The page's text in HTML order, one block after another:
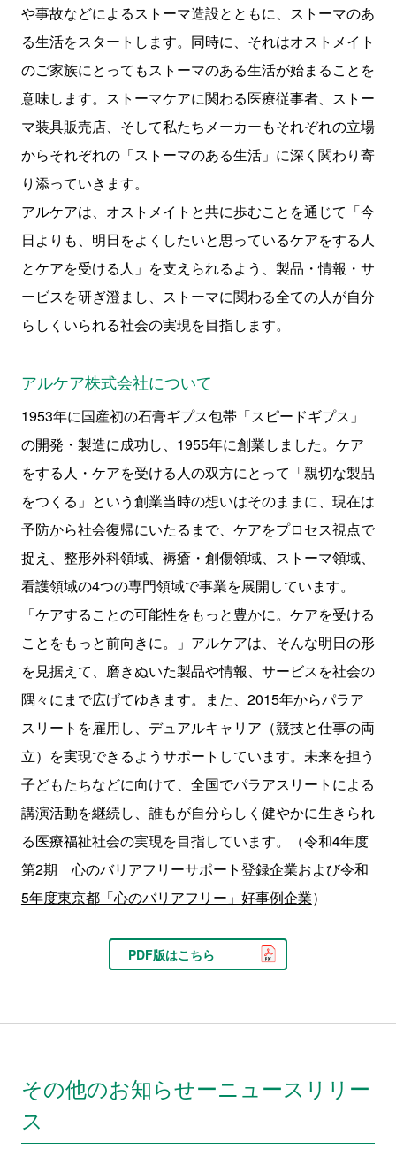
や事故などによるストーマ造設とともに、ストーマのあ
る生活をスタートします。同時に、それはオストメイト
のご家族にとってもストーマのある生活が始まることを
意味します。ストーマケアに関わる医療従事者、ストー
マ装具販売店、そして私たちメーカーもそれぞれの立場
からそれぞれの「ストーマのある生活」に深く関わり寄
り添っていきます。
アルケアは、オストメイトと共に歩むことを通じて「今
日よりも、明日をよくしたいと思っているケアをする人
とケアを受ける人」を支えられるよう、製品・情報・サ
ービスを研ぎ澄まし、ストーマに関わる全ての人が自分
らしくいられる社会の実現を目指します。
アルケア株式会社について
1953年に国産初の石膏ギプス包帯「スピードギプス」
の開発・製造に成功し、 1955年に創業しました。ケア
をする人・ケアを受ける人の双方にとって「親切な製品
をつくる」という創業当時の想いはそのままに、現在は
予防から社会復帰にいたるまで、ケアをプロセス視点で
捉え、整形外科領域、褥瘡・創傷領域、ストーマ領域、
看護領域の4つの専門領域で事業を展開しています。
「ケアすることの可能性をもっと豊かに。ケアを受ける
ことをもっと前向きに。」アルケアは、そんな明日の形
を見据えて、磨きぬいた製品や情報、サービスを社会の
隅々にまで広げてゆきます。また、 2015年からパラア
スリートを雇用し、デュアルキャリア（競技と仕事の両
立）を実現できるようサポートしています。未来を担う
子どもたちなどに向けて、全国でパラアスリートによる
講演活動を継続し、誰もが自分らしく健やかに生きられ
る医療福祉社会の実現を目指しています。（令和4年度
第2期 心のバリアフリーサポート登録企業および令和
5年度東京都「心のバリアフリー」好事例企業）
PDF版はこちら
その他のお知らせーニュースリリー
ス